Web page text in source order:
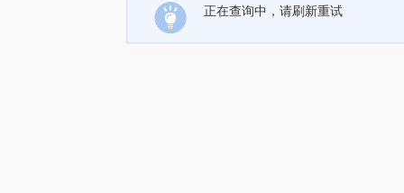
正在查询中，请刷新重试